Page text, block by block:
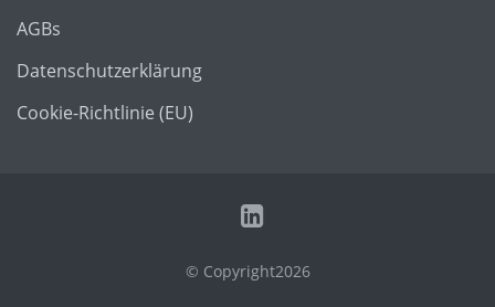
AGBs
Datenschutzerklärung
Cookie-Richtlinie (EU)
© Copyright2026